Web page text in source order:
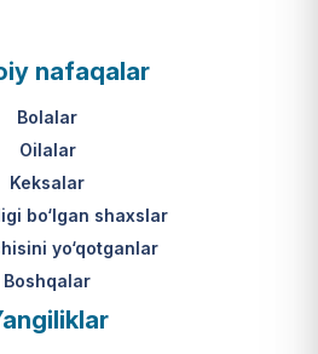
"j" va "l" kichik
homiylik yoki
huquqiy
Respublikasi VMQ-893
imtiyozlar
qonunchilik.
nafaqalar
Bolalar
Oilalar
Keksalar
bo‘lgan shaxslar
yo‘qotganlar
Boshqalar